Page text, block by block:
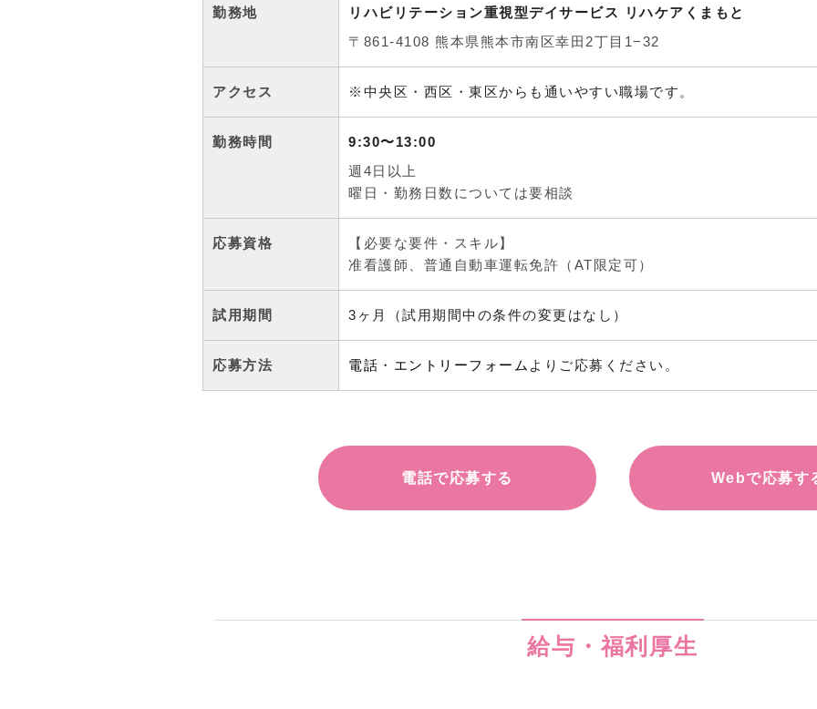
勤務地
リハビリテーション重視型デイサービス リハケアくまもと
〒861-4108 熊本県熊本市南区幸田2丁目1−32
アクセス ※中央区・西区・東区からも通いやすい職場です。
勤務時間
9:30〜13:00
週4日以上
曜日・勤務日数については要相談
応募資格
【必要な要件・スキル】
准看護師、普通自動車運転免許（AT限定可）
試用期間 3ヶ月（試用期間中の条件の変更はなし）
応募方法 電話 ・ エントリーフォーム よりご応募ください。
電話で応募する Webで応募す
給与・福利厚生